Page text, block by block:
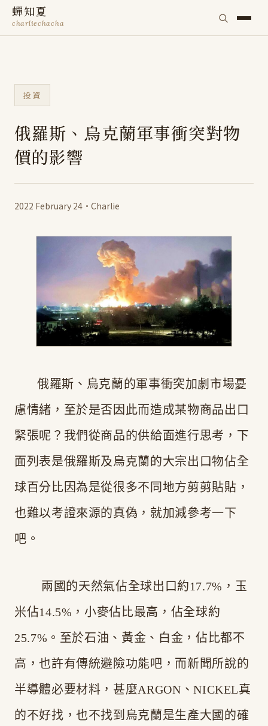
蟬知夏
charliechacha
投資
俄羅斯、烏克蘭軍事衝突對物
價的影響
2022 February 24 · Charlie
俄羅斯、烏克蘭的軍事衝突加劇市場憂
慮情緒，至於是否因此而造成某物商品出口
緊張呢？我們從商品的供給面進行思考，下
面列表是俄羅斯及烏克蘭的大宗出口物佔全
球百分比因為是從很多不同地方剪剪貼貼，
也難以考證來源的真偽，就加減參考一下
吧。
兩國的天然氣佔全球出口約17.7%，玉
米佔14.5%，小麥佔比最高，佔全球約
25.7%。至於石油、黃金、白金，佔比都不
高，也許有傳統避險功能吧，而新聞所說的
半導體必要材料，甚麼ARGON、NICKEL真
的不好找，也不找到烏克蘭是生產大國的確